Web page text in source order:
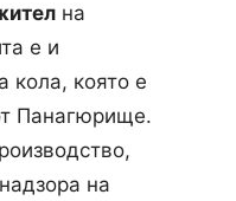
на
е и
кола, която е
Панагюрище.
на